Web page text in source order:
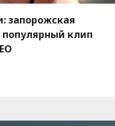
запорожская
клип